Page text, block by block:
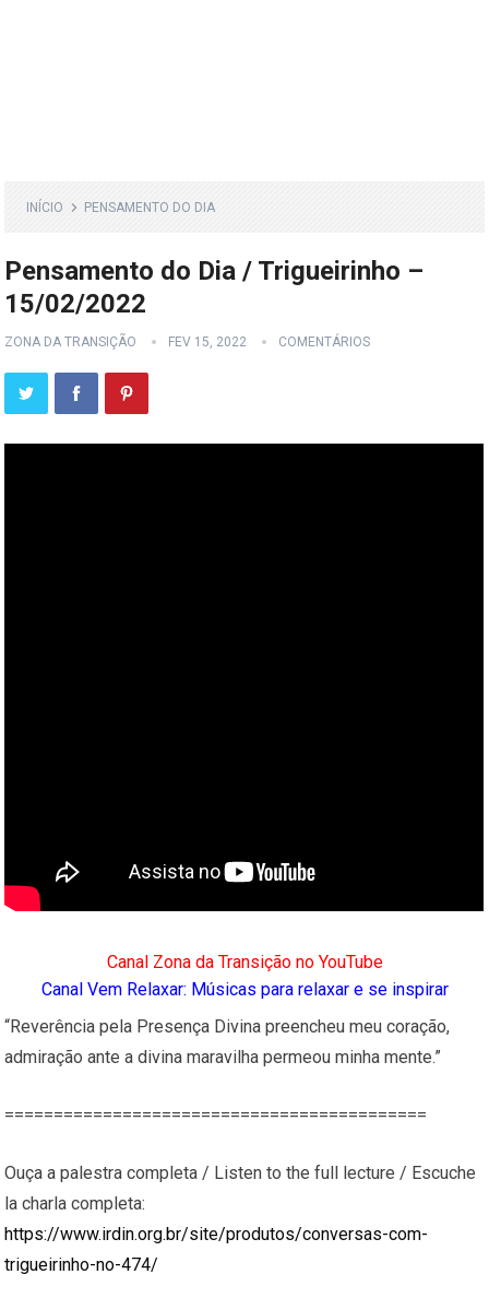
INÍCIO PENSAMENTO DO DIA
Pensamento do Dia / Trigueirinho –
15/02/2022
ZONA DA TRANSIÇÃO FEV 15, 2022 COMENTÁRIOS
Canal Zona da Transição no YouTube
Canal Vem Relaxar: Músicas para relaxar e se inspirar
“Reverência pela Presença Divina preencheu meu coração,
admiração ante a divina maravilha permeou minha mente.”
===========================================
Ouça a palestra completa / Listen to the full lecture / Escuche
la charla completa:
https://www.irdin.org.br/site/produtos/conversas-com-
trigueirinho-no-474/